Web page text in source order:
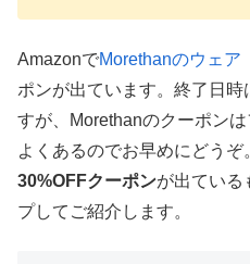
AmazonでMorethanのウェア
ポンが出ています。終了日
すが、Morethanのクーポン
よくあるのでお早めにどうぞ
30%OFFクーポンが出ている
プしてご紹介します。